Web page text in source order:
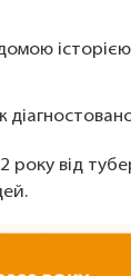
року від